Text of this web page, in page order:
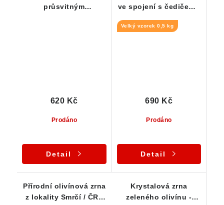
průsvitným
Prodáno
620 Kč
Detail
ve spojení s čedičem -
Velký vzorek 0,5 kg
Prodáno
690 Kč
Detail
Přírodní olivínová zrna
z lokality Smrčí / ČR -
Krystalová zrna
zeleného olivínu -